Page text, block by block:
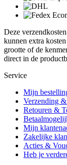
Deze
kunnen extra
grootte of de
direct in de
Service
Mijn
Verzending
Retouren &
Mijn
Zakelijke
Acties &
Heb je